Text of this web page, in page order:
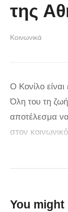
(Βίντεο)
της
Κοινωνικά
Ο Κονίλο είναι
Όλη του τη ζωή
αποτέλεσμα
στον
να
καταφέρει
via
You